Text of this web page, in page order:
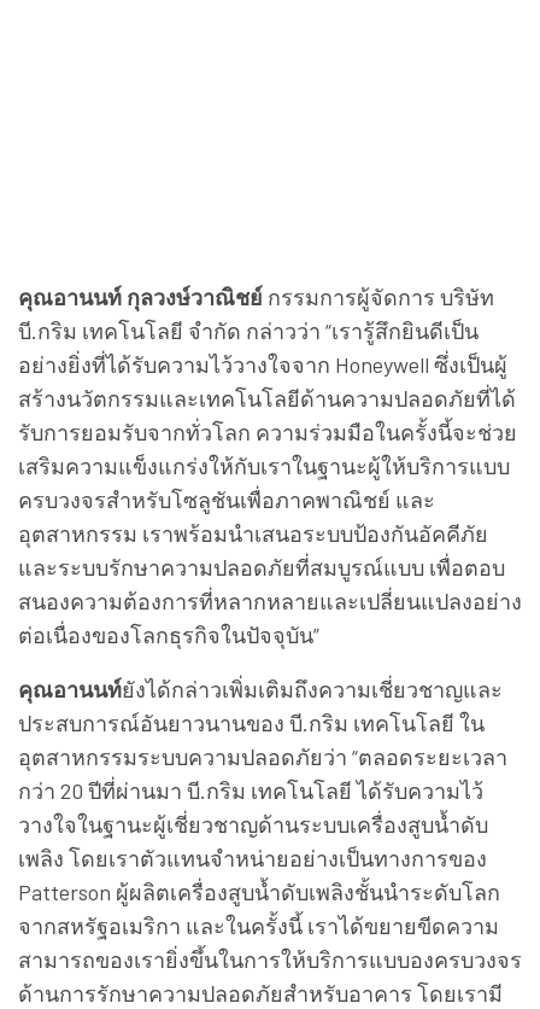
คุณอานนท์ กุลวงษ์วาณิชย์ กรรมการผู้จัดการ บริษัท
บี.กริม เทคโนโลยี จำกัด กล่าวว่า “เรารู้สึกยินดีเป็น
อย่างยิ่งที่ได้รับความไว้วางใจจาก Honeywell ซึ่งเป็นผู้
สร้างนวัตกรรมและเทคโนโลยีด้านความปลอดภัยที่ได้
รับการยอมรับจากทั่วโลก ความร่วมมือในครั้งนี้จะช่วย
เสริมความแข็งแกร่งให้กับเราในฐานะผู้ให้บริการแบบ
ครบวงจรสำหรับโซลูชันเพื่อภาคพาณิชย์ และ
อุตสาหกรรม เราพร้อมนำเสนอระบบป้องกันอัคคีภัย
และระบบรักษาความปลอดภัยที่สมบูรณ์แบบ เพื่อตอบ
สนองความต้องการที่หลากหลายและเปลี่ยนแปลงอย่าง
ต่อเนื่องของโลกธุรกิจในปัจจุบัน”
คุณอานนท์ยังได้กล่าวเพิ่มเติมถึงความเชี่ยวชาญและ
ประสบการณ์อันยาวนานของ บี.กริม เทคโนโลยี ใน
อุตสาหกรรมระบบความปลอดภัยว่า “ตลอดระยะเวลา
กว่า 20 ปีที่ผ่านมา บี.กริม เทคโนโลยี ได้รับความไว้
วางใจในฐานะผู้เชี่ยวชาญด้านระบบเครื่องสูบน้ำดับ
เพลิง โดยเราตัวแทนจำหน่ายอย่างเป็นทางการของ
Patterson ผู้ผลิตเครื่องสูบน้ำดับเพลิงชั้นนำระดับโลก
จากสหรัฐอเมริกา และในครั้งนี้ เราได้ขยายขีดความ
สามารถของเรายิ่งขึ้นในการให้บริการแบบองครบวงจร
ด้านการรักษาความปลอดภัยสำหรับอาคาร โดยเรามี